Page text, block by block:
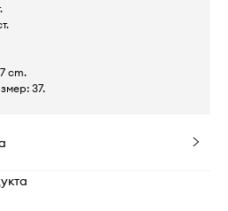
cm.
37.